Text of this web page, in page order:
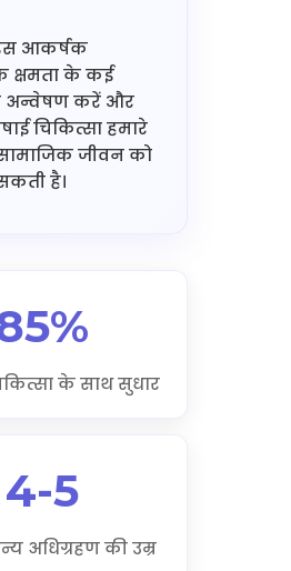
आकर्षक
क्षमता के कई
करें और
चिकित्सा हमारे
जीवन को
है।
के साथ सुधार
4-5
अधिग्रहण की उम्र